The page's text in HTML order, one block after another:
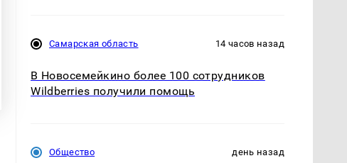
Самарская область 14 часов назад
В Новосемейкино более 100 сотрудников
Wildberries получили помощь
Общество день назад